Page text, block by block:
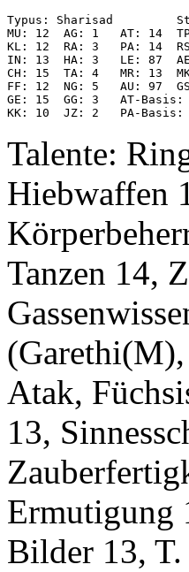
Typus: Sharisad
MU: 12  AG: 1   AT: 14
KL: 12  RA: 3   PA: 14
IN: 13  HA: 3   LE: 87
CH: 15  TA: 4   MR: 13
FF: 12  NG: 5   AU: 97
GE: 15  GG: 3   AT-Basis:
KK: 10  JZ: 2   PA-Basis:
Talente:
Hiebwaffen
Tanzen 14,
(Garethi(M),
Atak,
13,
Ermutigung
Bilder 13,